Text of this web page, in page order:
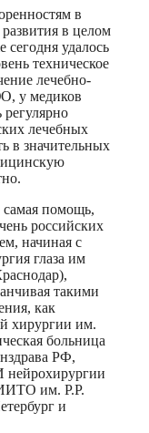
в
в целом
сегодня удалось
техническое
лечебно-
у медиков
лечебных
в значительных
самая помощь,
российских
начиная с
глаза им
такими
как
хирургии им.
больница
РФ,
им. Р.Р.
и